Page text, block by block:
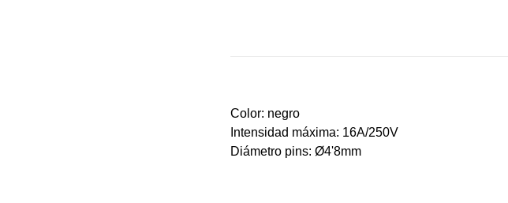
Color: negro
Intensidad máxima: 16A/250V
Diámetro pins: Ø4'8mm